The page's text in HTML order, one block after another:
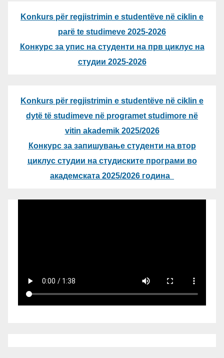
Konkurs për regjistrimin e studentëve në ciklin e
parë te studimeve 2025-2026
Конкурс за упис на студенти на прв циклус на
студии 2025-2026
Konkurs për regjistrimin e studentëve në ciklin e
dytë të studimeve në programet studimore në
vitin akademik 2025/2026
Конкурс за запишување студенти на втор
циклус студии на студиските програми во
академската 2025/2026 година